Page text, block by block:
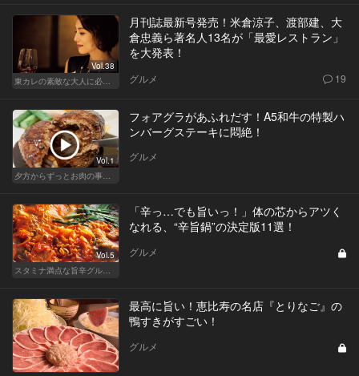
Vol.38
月刊誌最新号発売！米倉涼子、渡部建、大
倉忠義ら著名人13名が「最愛レストラン」
を大発表！
グルメ 19
Vol.1
フォアグラがあふれだす！A5和牛の特製ハ
ンバーグステーキに悶絶！
グルメ
Vol.5
「辛っ…でも旨いっ！」体の芯からアツく
なれる、“辛旨鍋”の決定版11選！
グルメ
最高に旨い！恵比寿の名店『とりなご』の
鴨すきがすごい！
グルメ